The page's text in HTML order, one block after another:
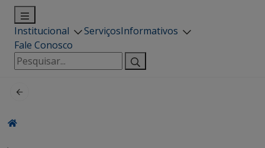
Institucional ServiçosInformativos
Fale Conosco
Pesquisar
por: